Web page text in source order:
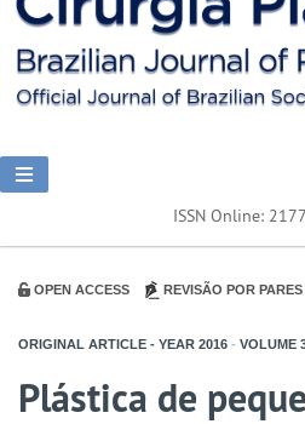
ISSN Online:
OPEN ACCESS REVISÃO POR PARES
ORIGINAL ARTICLE - YEAR 2016 - VOLUME
Plástica de